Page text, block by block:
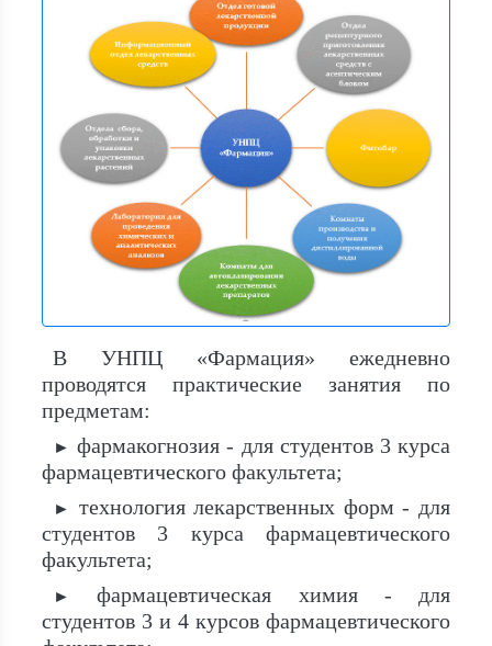
В УНПЦ «Фармация» ежедневно
проводятся практические занятия по
предметам:
► фармакогнозия - для студентов 3 курса
фармацевтического факультета;
►
технология лекарственных форм - для
студентов 3 курса фармацевтического
факультета;
►
фармацевтическая химия - для
студентов 3 и 4 курсов фармацевтического